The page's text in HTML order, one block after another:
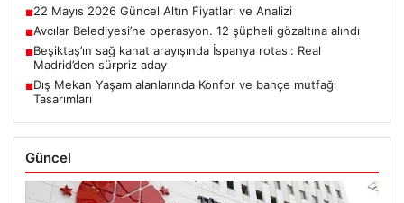
■22 Mayıs 2026 Güncel Altın Fiyatları ve Analizi
■Avcılar Belediyesi’ne operasyon. 12 şüpheli gözaltına alındı
■Beşiktaş’ın sağ kanat arayışında İspanya rotası: Real
Madrid’den sürpriz aday
■Dış Mekan Yaşam alanlarında Konfor ve bahçe mutfağı
Tasarımları
Güncel